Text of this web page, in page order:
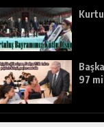
97